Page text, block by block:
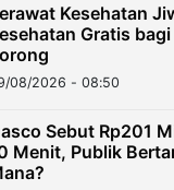
Kesehatan
Gratis
08/2026 - 08:50
Sebut Rp201
Menit, Publik